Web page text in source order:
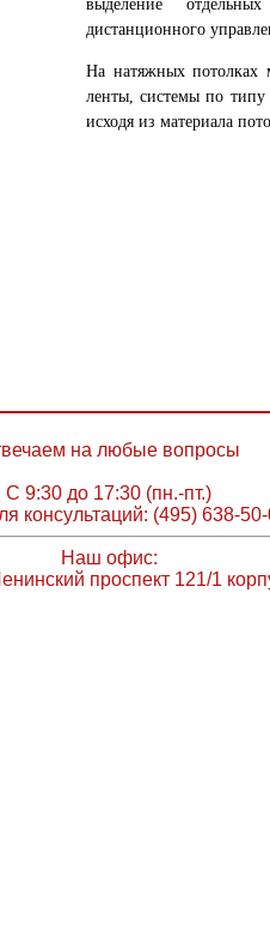
выделение
дистанционного
На натяжных потолках
ленты, системы по типу
исходя из материала
на любые вопросы
С 9:30 до 17:30 (пн.-пт.)
консультаций: (495) 638-
Наш офис:
проспект 121/1